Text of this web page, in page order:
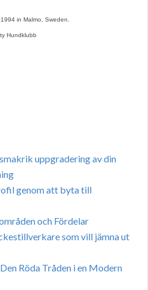
in Malmo, Sweden.
Hundklubb
uppgradering av din
genom att byta till
och Fördelar
som vill jämna ut
Röda Tråden i en Modern